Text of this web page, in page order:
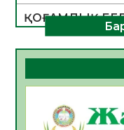
ҚОҒАМДЫҚ
ДАМУЫНЫҢ
06.08.2026
ҚҰРЫЛТАЙ
БАСТАР
06.08.2026